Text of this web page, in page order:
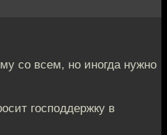
со всем, но иногда нужно
господдержку в